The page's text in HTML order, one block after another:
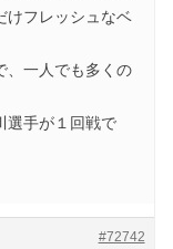
けフレッシュなベ
、一人でも多くの
選手が１回戦で
#72742